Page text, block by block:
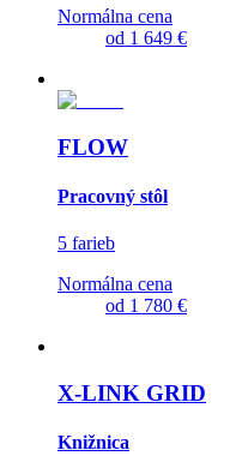
Normálna cena
od 1 649 €
FLOW
Pracovný stôl
5 farieb
Normálna cena
od 1 780 €
X-LINK GRID
Knižnica